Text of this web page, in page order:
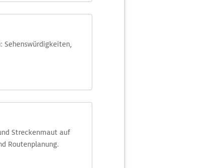
Streckenmaut auf
Routenplanung.